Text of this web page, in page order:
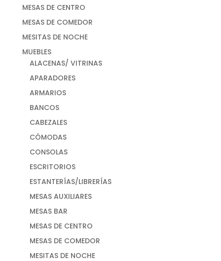
MESAS DE CENTRO
MESAS DE COMEDOR
MESITAS DE NOCHE
MUEBLES
ALACENAS/ VITRINAS
APARADORES
ARMARIOS
BANCOS
CABEZALES
CÓMODAS
CONSOLAS
ESCRITORIOS
ESTANTERÍAS/LIBRERÍAS
MESAS AUXILIARES
MESAS BAR
MESAS DE CENTRO
MESAS DE COMEDOR
MESITAS DE NOCHE